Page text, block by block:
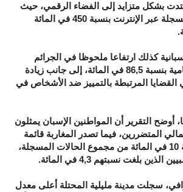
بشكل متزايد إلى الفضاء الرقمي، حيث
ارتفع عدد الحالات المسجلة عبر الإنترنت بنسبة 450 في المائة
كذلك ارتفاعا ملحوظا في الجرائم
المرتبطة بمعاداة السامية بنسبة 86,5 في المائة، إلى جانب زيادة
في القضايا المرتبطة بالتمييز ضد الأشخاص في
أوضح التقرير أن المواطنين الإسبان يمثلون
المتضررين، فيما تصدر المغاربة قائمة
الضحايا الأجانب بنسبة 10 في المائة من مجموع الحالات المسجلة،
بلغت نسبتهم 4,3 في المائة.
سجلت مدينة مليلية المحتلة أعلى معدل